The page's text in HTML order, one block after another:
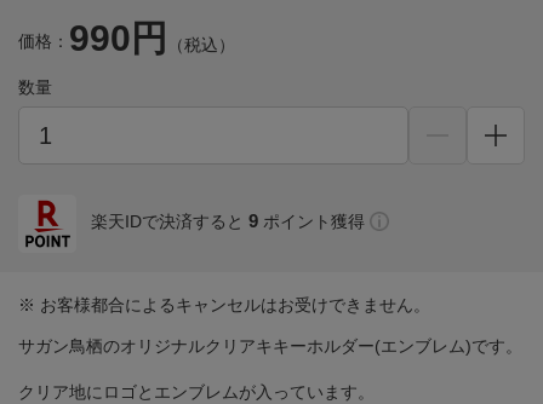
価格： 990円 （税込）
数量
楽天IDで決済すると 9 ポイント獲得
※ お客様都合によるキャンセルはお受けできません。
サガン鳥栖のオリジナルクリアキキーホルダー(エンブレム)です。
クリア地にロゴとエンブレムが入っています。